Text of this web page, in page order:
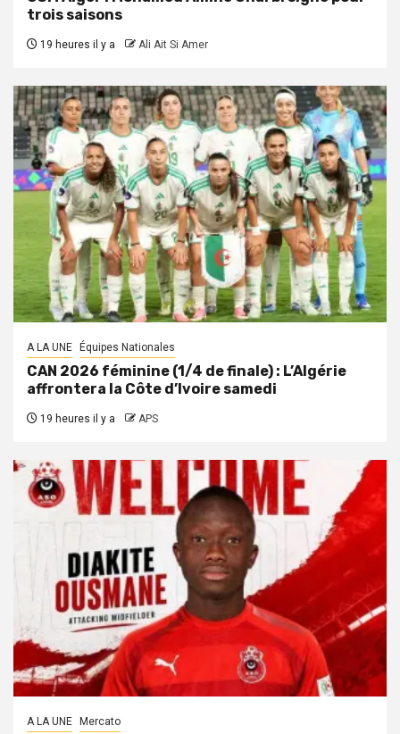
trois saisons
19 heures il y a Ali Ait Si Amer
A LA UNE Équipes Nationales
CAN 2026 féminine (1/4 de finale) : L’Algérie
affrontera la Côte d’Ivoire samedi
19 heures il y a APS
A LA UNE Mercato